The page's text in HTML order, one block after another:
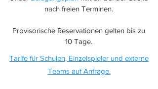
nach freien Terminen.
Provisorische Reservationen gelten bis zu
10 Tage.
Tarife für Schulen, Einzelspieler und externe
Teams auf Anfrage.